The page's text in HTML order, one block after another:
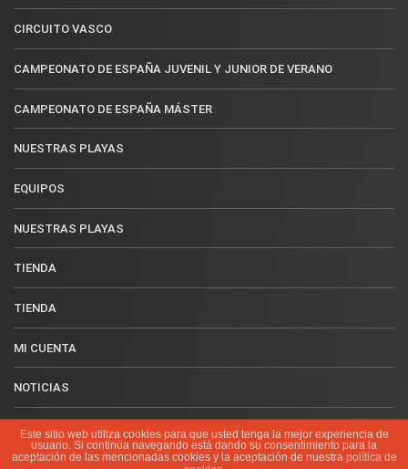
CIRCUITO VASCO
CAMPEONATO DE ESPAÑA JUVENIL Y JUNIOR DE VERANO
CAMPEONATO DE ESPAÑA MÁSTER
NUESTRAS PLAYAS
EQUIPOS
NUESTRAS PLAYAS
TIENDA
TIENDA
MI CUENTA
NOTICIAS
CONTACTO
Este sitio web utiliza cookies para que usted tenga la mejor experiencia de
usuario. Si continúa navegando está dando su consentimiento para la
aceptación de las mencionadas cookies y la aceptación de nuestra política de